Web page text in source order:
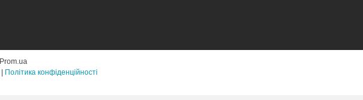
Prom.ua
Політика конфіденційності